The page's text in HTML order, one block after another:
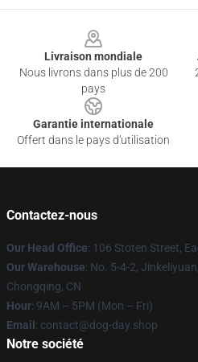
Livraison mondiale
Nous livrons dans plus de 200
pays
Garantie internationale
Offert dans le pays d'utilisation
Contactez-nous
Our Head Office: 106 Stoten Street,
Our Warehouse: No. 5-4-2,
Chongqing, CN
Hour: 9AM – 5PM (Mon – Fri)
Email : contact@dog-day.shop
Notre société